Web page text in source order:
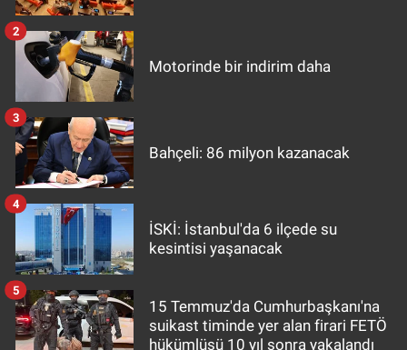
Motorinde bir indirim daha
2
Bahçeli: 86 milyon kazanacak
3
İSKİ: İstanbul'da 6 ilçede su
kesintisi yaşanacak
4
15 Temmuz'da Cumhurbaşkanı'na
suikast timinde yer alan firari FETÖ
hükümlüsü 10 yıl sonra yakalandı
5